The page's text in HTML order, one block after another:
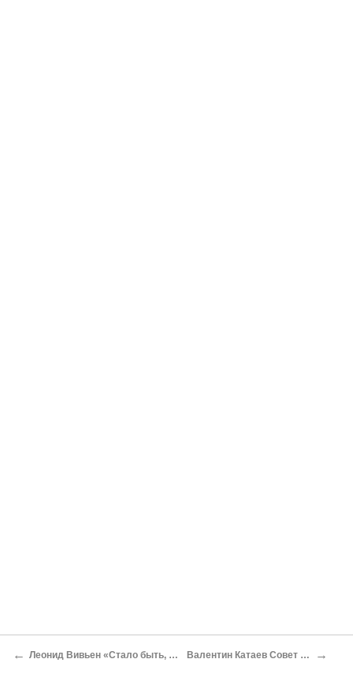
← Леонид Вивьен «Стало быть, скамеечку пониже!..» Валентин Катаев Совет несмышленышам →